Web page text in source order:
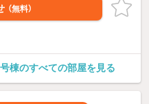
（無料）
棟のすべての部屋を見る